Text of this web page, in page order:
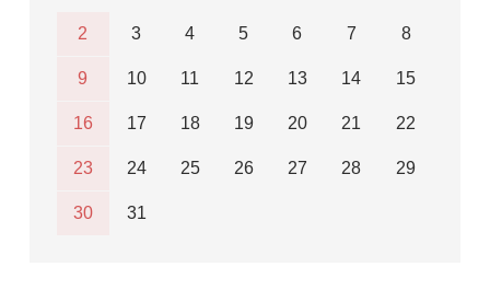
2 3 4 5 6 7 8
9 10 11 12 13 14 15
16 17 18 19 20 21 22
23 24 25 26 27 28 29
30 31